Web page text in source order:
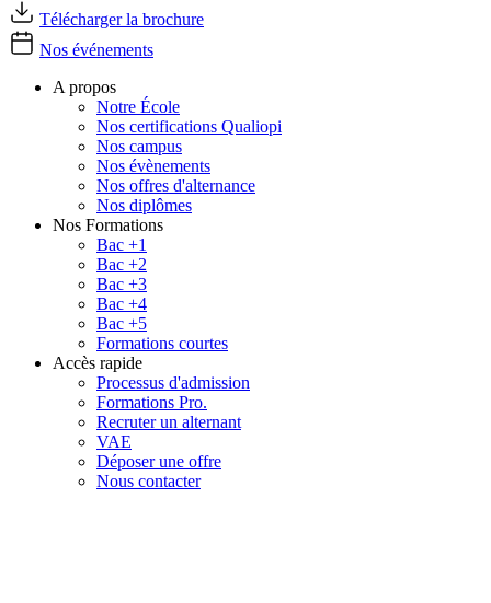
Télécharger la brochure
Nos événements
A propos
Notre École
Nos certifications Qualiopi
Nos campus
Nos évènements
Nos offres d'alternance
Nos diplômes
Nos Formations
Bac +1
Bac +2
Bac +3
Bac +4
Bac +5
Formations courtes
Accès rapide
Processus d'admission
Formations Pro.
Recruter un alternant
VAE
Déposer une offre
Nous contacter